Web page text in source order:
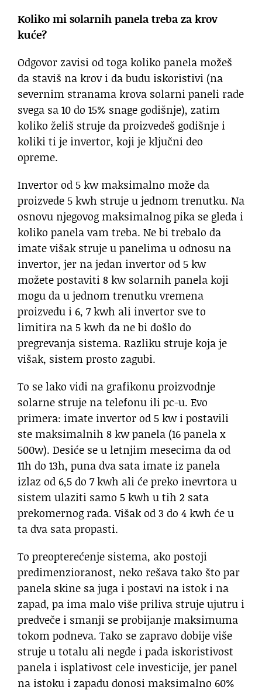
Koliko mi solarnih panela treba za krov
kuće?
Odgovor zavisi od toga koliko panela možeš
da staviš na krov i da budu iskoristivi (na
severnim stranama krova solarni paneli rade
svega sa 10 do 15% snage godišnje), zatim
koliko želiš struje da proizvedeš godišnje i
koliki ti je invertor, koji je ključni deo
opreme.
Invertor od 5 kw maksimalno može da
proizvede 5 kwh struje u jednom trenutku. Na
osnovu njegovog maksimalnog pika se gleda i
koliko panela vam treba. Ne bi trebalo da
imate višak struje u panelima u odnosu na
invertor, jer na jedan invertor od 5 kw
možete postaviti 8 kw solarnih panela koji
mogu da u jednom trenutku vremena
proizvedu i 6, 7 kwh ali invertor sve to
limitira na 5 kwh da ne bi došlo do
pregrevanja sistema. Razliku struje koja je
višak, sistem prosto zagubi.
To se lako vidi na grafikonu proizvodnje
solarne struje na telefonu ili pc-u. Evo
primera: imate invertor od 5 kw i postavili
ste maksimalnih 8 kw panela (16 panela x
500w). Desiće se u letnjim mesecima da od
11h do 13h, puna dva sata imate iz panela
izlaz od 6,5 do 7 kwh ali će preko inevrtora u
sistem ulaziti samo 5 kwh u tih 2 sata
prekomernog rada. Višak od 3 do 4 kwh će u
ta dva sata propasti.
To preopterećenje sistema, ako postoji
predimenzioranost, neko rešava tako što par
panela skine sa juga i postavi na istok i na
zapad, pa ima malo više priliva struje ujutru i
predveče i smanji se probijanje maksimuma
tokom podneva. Tako se zapravo dobije više
struje u totalu ali negde i pada iskoristivost
panela i isplativost cele investicije, jer panel
na istoku i zapadu donosi maksimalno 60%